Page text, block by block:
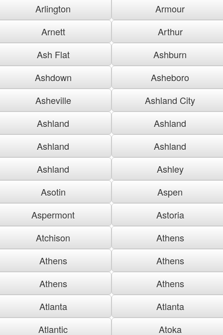
Arlington
Armour
Arnett
Arthur
Ash Flat
Ashburn
Ashdown
Asheboro
Asheville
Ashland City
Ashland
Ashland
Ashland
Ashland
Ashland
Ashley
Asotin
Aspen
Aspermont
Astoria
Atchison
Athens
Athens
Athens
Athens
Athens
Atlanta
Atlanta
Atlantic
Atoka